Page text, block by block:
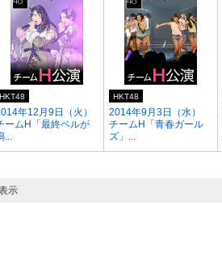
年12月9日（火）
ームH「最終ベルが
...
HKT48
2014年9月3日（水）
チームH「青春ガール
ズ」...
HKT48
示